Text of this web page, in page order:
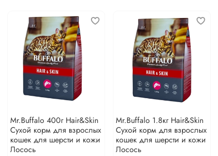
Mr.Buffalo 400г Hair&Skin
Сухой корм для взрослых
кошек для шерсти и кожи
Лосось
Mr.Buffalo 1.8кг Hair&Skin
Сухой корм для взрослых
кошек для шерсти и кожи
Лосось